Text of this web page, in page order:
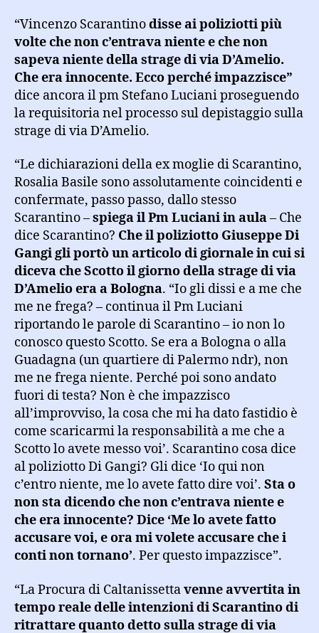
“Vincenzo Scarantinodisse ai poliziotti più
volte che non c’entrava niente e che non
sapeva niente della strage di via D’Amelio.
Che era innocente. Ecco perché impazzisce”
dice ancora il pm Stefano Luciani proseguendo
la requisitoria nel processo sul depistaggio sulla
strage di via D’Amelio.
“Le dichiarazioni della ex moglie di Scarantino,
Rosalia Basile sono assolutamente coincidenti e
confermate, passo passo, dallo stesso
Scarantino –spiega il Pm Luciani in aula– Che
dice Scarantino? Che il poliziotto Giuseppe Di
Gangi gli portò un articolo di giornale in cui si
diceva che Scotto il giorno della strage di via
D’Amelio era a Bologna. “Io gli dissi e a me che
me ne frega? – continua il Pm Luciani
riportando le parole di Scarantino – io non lo
conosco questo Scotto. Se era a Bologna o alla
Guadagna (un quartiere di Palermo ndr), non
me ne frega niente. Perché poi sono andato
fuori di testa? Non è che impazzisco
all’improvviso, la cosa che mi ha dato fastidio è
come scaricarmi la responsabilità a me che a
Scotto lo avete messo voi’. Scarantino cosa dice
al poliziotto Di Gangi? Gli dice ‘Io qui non
c’entro niente, me lo avete fatto dire voi’. Sta o
non sta dicendo che non c’entrava niente e
che era innocente? Dice ‘Me lo avete fatto
accusare voi, e ora mi volete accusare che i
conti non tornano’. Per questo impazzisce”.
“La Procura di Caltanissettavenne avvertita in
tempo reale delle intenzioni di Scarantino di
ritrattare quanto detto sulla strage di via